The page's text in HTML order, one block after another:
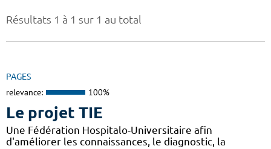
Résultats 1 à 1 sur 1 au total
PAGES
relevance: 100%
Le projet TIE
Une Fédération Hospitalo-Universitaire afin
d'améliorer les connaissances, le diagnostic, la